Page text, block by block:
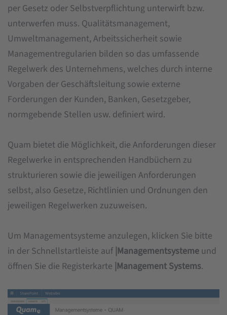
per Gesetz oder Selbstverpflichtung unterwirft bzw.
unterwerfen muss. Qualitätsmanagement,
Umweltmanagement, Arbeitssicherheit sowie
Managementregularien bilden so das umfassende
Regelwerk des Unternehmens, welches durch interne
Vorgaben der Geschäftsleitung sowie externe
Forderungen der Kunden, Banken, Gesetzgeber,
normgebende Stellen usw. definiert wird.
Quam bietet die Möglichkeit, die Anforderungen dieser
Regelwerke in entsprechenden Handbüchern zu
strukturieren sowie die jeweiligen Anforderungen
selbst, also Gesetze, Richtlinien und Ordnungen den
jeweiligen Regelwerken zuzuweisen.
Um Managementsysteme anzulegen, klicken Sie bitte
in der Schnellstartleiste auf |Managementsysteme und
öffnen Sie die Registerkarte |Management Systems.